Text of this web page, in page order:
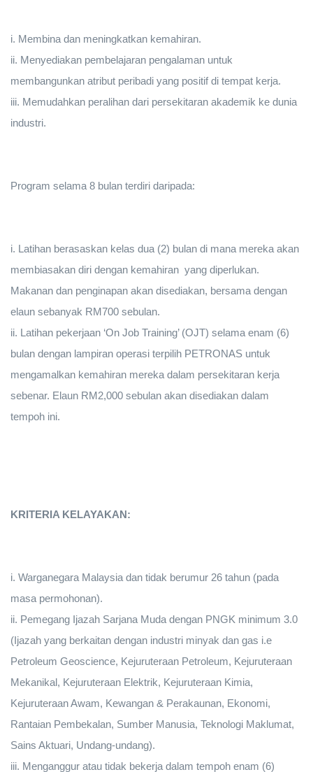
i. Membina dan meningkatkan kemahiran.
ii. Menyediakan pembelajaran pengalaman untuk
membangunkan atribut peribadi yang positif di tempat kerja.
iii. Memudahkan peralihan dari persekitaran akademik ke dunia
industri.
Program selama 8 bulan terdiri daripada:
i. Latihan berasaskan kelas dua (2) bulan di mana mereka akan
membiasakan diri dengan kemahiran yang diperlukan.
Makanan dan penginapan akan disediakan, bersama dengan
elaun sebanyak RM700 sebulan.
ii. Latihan pekerjaan ‘On Job Training’ (OJT) selama enam (6)
bulan dengan lampiran operasi terpilih PETRONAS untuk
mengamalkan kemahiran mereka dalam persekitaran kerja
sebenar. Elaun RM2,000 sebulan akan disediakan dalam
tempoh ini.
KRITERIA KELAYAKAN:
i. Warganegara Malaysia dan tidak berumur 26 tahun (pada
masa permohonan).
ii. Pemegang Ijazah Sarjana Muda dengan PNGK minimum 3.0
(Ijazah yang berkaitan dengan industri minyak dan gas i.e
Petroleum Geoscience, Kejuruteraan Petroleum, Kejuruteraan
Mekanikal, Kejuruteraan Elektrik, Kejuruteraan Kimia,
Kejuruteraan Awam, Kewangan & Perakaunan, Ekonomi,
Rantaian Pembekalan, Sumber Manusia, Teknologi Maklumat,
Sains Aktuari, Undang-undang).
iii. Menganggur atau tidak bekerja dalam tempoh enam (6)